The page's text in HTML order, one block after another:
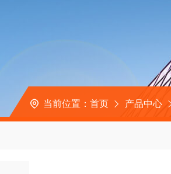
当前位置： 首页 产品中心